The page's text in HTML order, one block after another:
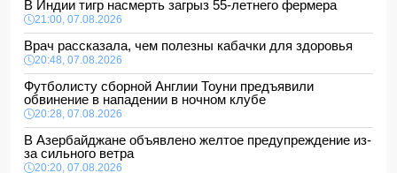
В Индии тигр насмерть загрыз 55-летнего фермера
21:00, 07.08.2026
Врач рассказала, чем полезны кабачки для здоровья
20:48, 07.08.2026
Футболисту сборной Англии Тоуни предъявили
обвинение в нападении в ночном клубе
20:28, 07.08.2026
В Азербайджане объявлено желтое предупреждение из-
за сильного ветра
20:20, 07.08.2026